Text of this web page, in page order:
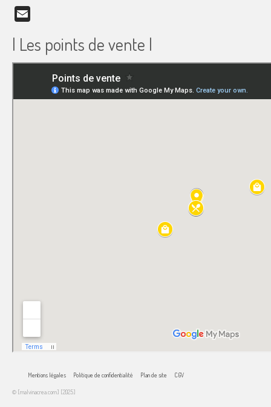
| Les points de vente |
Mentions légales Politique de confidentialité Plan de site CGV
© [malvinacrea.com] [2025]